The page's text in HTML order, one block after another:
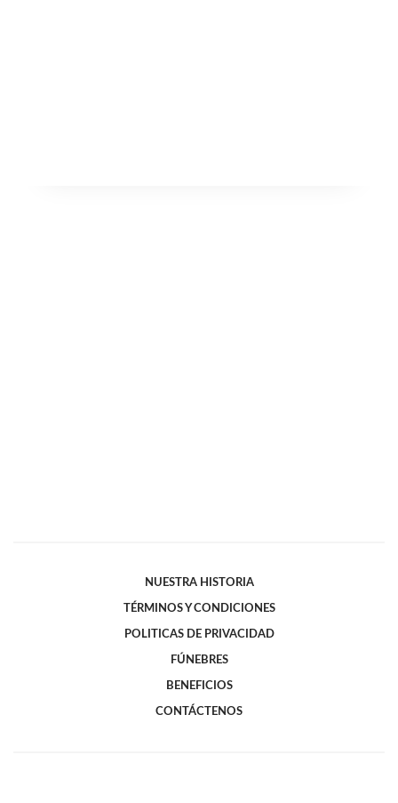
NUESTRA HISTORIA
TÉRMINOS Y CONDICIONES
POLITICAS DE PRIVACIDAD
FÚNEBRES
BENEFICIOS
CONTÁCTENOS